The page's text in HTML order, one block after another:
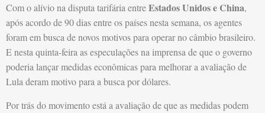
Com o alívio na disputa tarifária entreEstados Unidos e China,
após acordo de 90 dias entre os países nesta semana, os agentes
foram em busca de novos motivos para operar no câmbio brasileiro.
E nesta quinta-feira as especulações na imprensa de que o governo
poderia lançar medidas econômicas para melhorar a avaliação de
Lula deram motivo para a busca por dólares.
Por trás do movimento está a avaliação de que as medidas podem